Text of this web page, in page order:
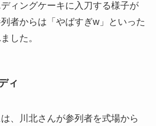
ィングケーキに入刀する様子が
者からは「やばすぎw」といった
した。
ィ
、川北さんが参列者を式場から